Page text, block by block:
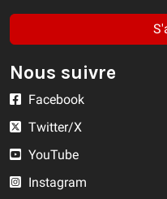
Nous suivre
Facebook
Twitter/X
YouTube
Instagram